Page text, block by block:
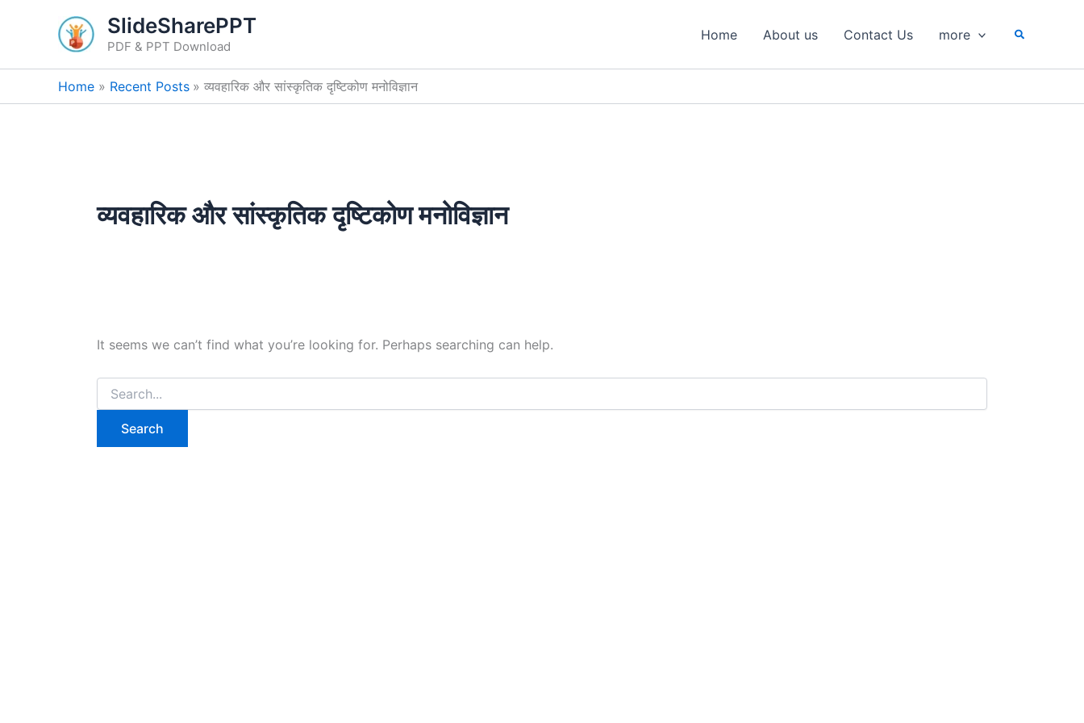
SlideSharePPT
PDF & PPT Download
Home About us Contact Us more Search
Home Recent Posts व्यवहारिक और सांस्कृतिक दृष्टिकोण मनोविज्ञान
व्यवहारिक और सांस्कृतिक दृष्टिकोण मनोविज्ञान
It seems we can’t find what you’re looking for. Perhaps searching can help.
for: